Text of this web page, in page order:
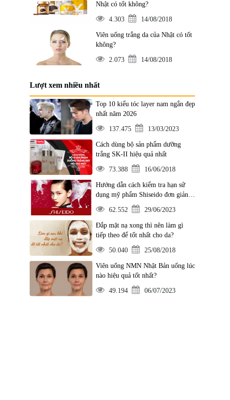
Nhật có tốt không?
4.303 14/08/2018
Viên uống trắng da của Nhật có tốt
không?
2.073 14/08/2018
Lượt xem nhiều nhất
Top 10 kiểu tóc layer nam ngắn đẹp
nhất năm 2026
137.475 13/03/2023
Cách dùng bộ sản phẩm dưỡng
trắng SK-II hiệu quả nhất
73.388 16/06/2018
Hướng dẫn cách kiểm tra hạn sử
dụng mỹ phẩm Shiseido đơn giản
nhất
62.552 29/06/2023
Đắp mặt nạ xong thì nên làm gì
tiếp theo để tốt nhất cho da?
50.040 25/08/2018
Viên uống NMN Nhật Bản uống lúc
nào hiệu quả tốt nhất?
49.194 06/07/2023